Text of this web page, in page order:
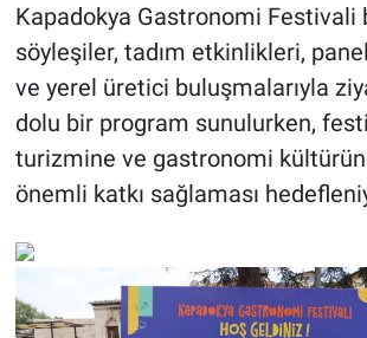
Kapadokya Gastronomi Festivali
söyleşiler, tadım etkinlikleri,
ve yerel üretici buluşmalarıyla
dolu bir program sunulurken,
turizmine ve gastronomi
önemli katkı sağlaması